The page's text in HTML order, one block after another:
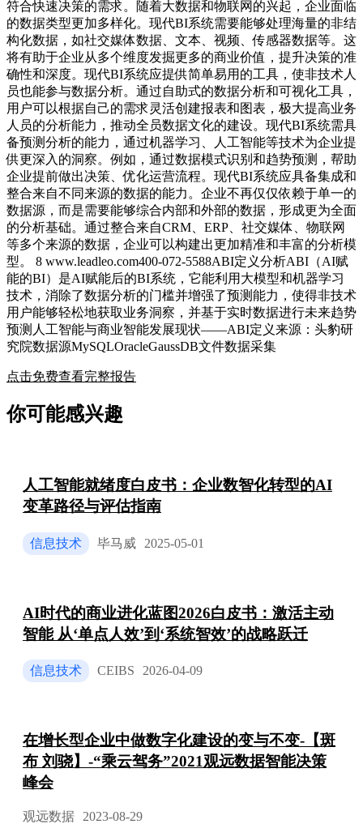
符合快速决策的需求。随着大数据和物联网的兴起，企业面临
的数据类型更加多样化。现代BI系统需要能够处理海量的非结
构化数据，如社交媒体数据、文本、视频、传感器数据等。这
将有助于企业从多个维度发掘更多的商业价值，提升决策的准
确性和深度。现代BI系统应提供简单易用的工具，使非技术人
员也能参与数据分析。通过自助式的数据分析和可视化工具，
用户可以根据自己的需求灵活创建报表和图表，极大提高业务
人员的分析能力，推动全员数据文化的建设。现代BI系统需具
备预测分析的能力，通过机器学习、人工智能等技术为企业提
供更深入的洞察。例如，通过数据模式识别和趋势预测，帮助
企业提前做出决策、优化运营流程。现代BI系统应具备集成和
整合来自不同来源的数据的能力。企业不再仅仅依赖于单一的
数据源，而是需要能够综合内部和外部的数据，形成更为全面
的分析基础。通过整合来自CRM、ERP、社交媒体、物联网
等多个来源的数据，企业可以构建出更加精准和丰富的分析模
型。 8 www.leadleo.com400-072-5588ABI定义分析ABI（AI赋
能的BI）是AI赋能后的BI系统，它能利用大模型和机器学习
技术，消除了数据分析的门槛并增强了预测能力，使得非技术
用户能够轻松地获取业务洞察，并基于实时数据进行未来趋势
预测人工智能与商业智能发展现状——ABI定义来源：头豹研
究院数据源MySQLOracleGaussDB文件数据采集
点击免费查看完整报告
你可能感兴趣
人工智能就绪度白皮书：企业数智化转型的AI
变革路径与评估指南
信息技术 毕马威 2025-05-01
AI时代的商业进化蓝图2026白皮书：激活主动
智能 从‘单点人效’到‘系统智效’的战略跃迁
信息技术 CEIBS 2026-04-09
在增长型企业中做数字化建设的变与不变-【斑
布 刘骁】-“乘云驾务”2021观远数据智能决策
峰会
观远数据 2023-08-29